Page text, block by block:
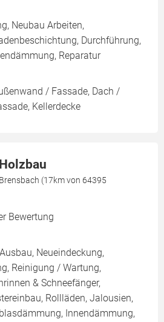
Neubau Arbeiten,
Durchführung,
Reparatur
/ Fassade, Dach /
Kellerdecke
(17km von 64395
Bewertung
Neueindeckung,
Reinigung / Wartung,
& Schneefänger,
Rollläden, Jalousien,
Innendämmung,